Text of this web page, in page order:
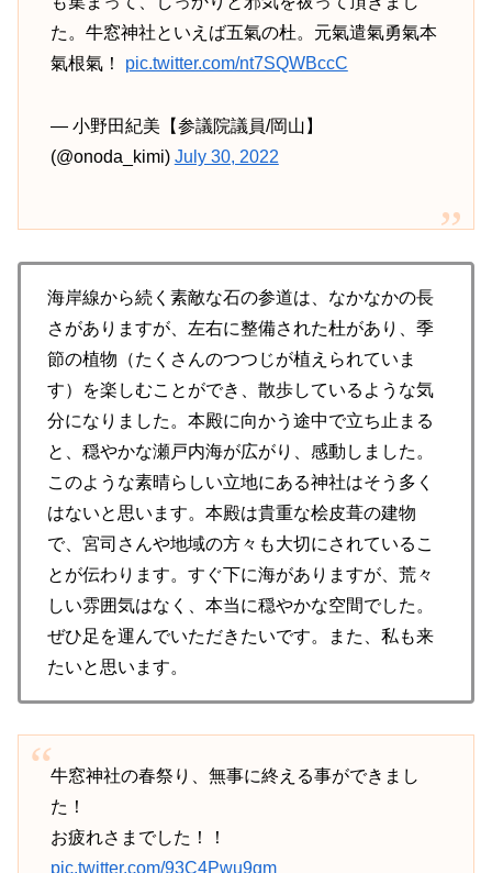
た。牛窓神社といえば五氣の杜。元氣遣氣勇氣本
氣根氣！ pic.twitter.com/nt7SQWBccC
— 小野田紀美【参議院議員/岡山】
(@onoda_kimi) July 30, 2022
海岸線から続く素敵な石の参道は、なかなかの長
さがありますが、左右に整備された杜があり、季
節の植物（たくさんのつつじが植えられていま
す）を楽しむことができ、散歩しているような気
分になりました。本殿に向かう途中で立ち止まる
と、穏やかな瀬戸内海が広がり、感動しました。
このような素晴らしい立地にある神社はそう多く
はないと思います。本殿は貴重な桧皮葺の建物
で、宮司さんや地域の方々も大切にされているこ
とが伝わります。すぐ下に海がありますが、荒々
しい雰囲気はなく、本当に穏やかな空間でした。
ぜひ足を運んでいただきたいです。また、私も来
たいと思います。
牛窓神社の春祭り、無事に終える事ができまし
た！
お疲れさまでした！！
pic.twitter.com/93C4Pwu9gm